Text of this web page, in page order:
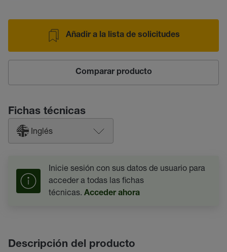
Añadir a la lista de solicitudes
Comparar producto
Fichas técnicas
Inglés
Inicie sesión con sus datos de usuario para
acceder a todas las fichas
técnicas. Acceder ahora
Descripción del producto